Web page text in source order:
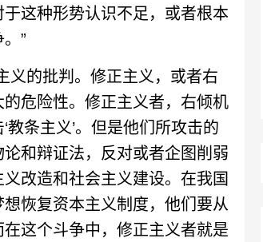
这种形势认识不足，或者根本
”
的批判。修正主义，或者右
危险性。修正主义者，右倾机
条主义’。但是他们所攻击的
和辩证法，反对或者企图削弱
改造和社会主义建设。在我国
恢复资本主义制度，他们要从
这个斗争中，修正主义者就是